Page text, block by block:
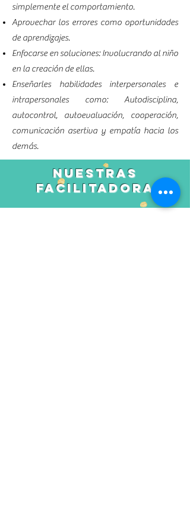
simplemente el comportamiento.
Aprovechar los errores como oportunidades
de aprendizajes.
Enfocarse en soluciones: Involucrando al niño
en la creación de ellas.
Enseñarles habilidades interpersonales e
intrapersonales como: Autodisciplina,
autocontrol, autoevaluación, cooperación,
comunicación asertiva y empatía hacia los
demás.
Nuestras
FACILITADORA